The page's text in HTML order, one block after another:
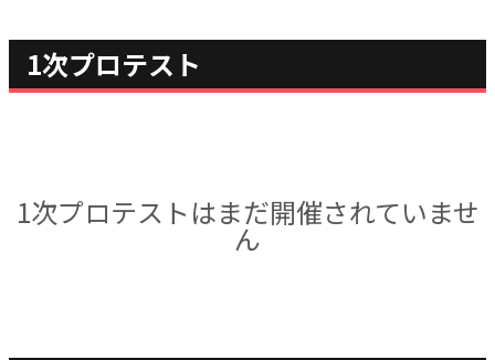
1次プロテスト
1次プロテストはまだ開催されていませ
ん